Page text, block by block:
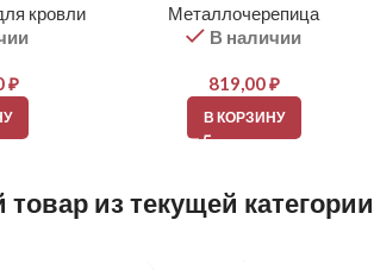
кровли
₽
Металлочерепица
В наличии
819,00₽
В КОРЗИНУ
из текущей категории